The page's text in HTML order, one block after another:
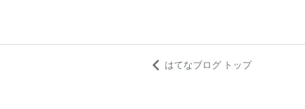
はてなブログ トップ